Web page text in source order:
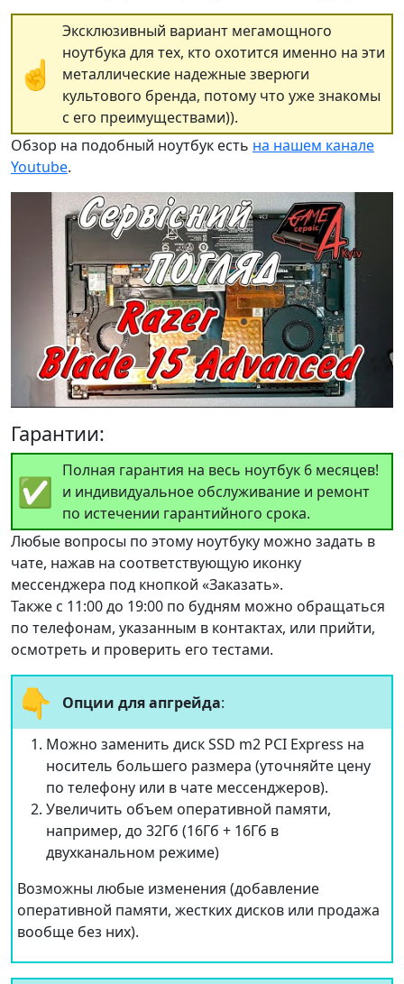
☝
Эксклюзивный вариант мегамощного
ноутбука для тех, кто охотится именно на эти
металлические надежные зверюги
культового бренда, потому что уже знакомы
с его преимуществами)).
Обзор на подобный ноутбук есть на нашем канале
Youtube.
Гарантии:
✅
Полная гарантия на весь ноутбук 6 месяцев!
и индивидуальное обслуживание и ремонт
по истечении гарантийного срока.
Любые вопросы по этому ноутбуку можно задать в
чате, нажав на соответствующую иконку
мессенджера под кнопкой «Заказать».
Также с 11:00 до 19:00 по будням можно обращаться
по телефонам, указанным в контактах, или прийти,
осмотреть и проверить его тестами.
👇 Опции для апгрейда:
Можно заменить диск SSD m2 PCI Express на
носитель большего размера (уточняйте цену
по телефону или в чате мессенджеров).
Увеличить объем оперативной памяти,
например, до 32Гб (16Гб + 16Гб в
двухканальном режиме)
Возможны любые изменения (добавление
оперативной памяти, жестких дисков или продажа
вообще без них).